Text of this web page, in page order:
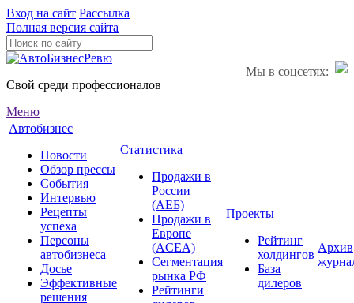
Вход на сайт Рассылка
Полная версия сайта
Мы в соцсетях:
Свой среди профессионалов
Меню
Автобизнес
Новости
Обзор прессы
События
Интервью
Рецепты
успеха
Персоны
автобизнеса
Досье
Эффективные
решения
Статистика
Продажи в
России
(АЕБ)
Продажи в
Европе
(ACEA)
Сегментация
рынка РФ
Рейтинги
Проекты
Рейтинг
холдингов
База
дилеров
Архив